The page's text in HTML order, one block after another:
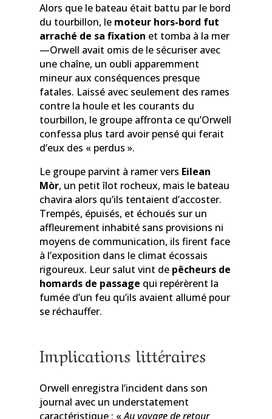
Alors que le bateau était battu par le bord
du tourbillon, le moteur hors-bord fut
arraché de sa fixation et tomba à la mer
—Orwell avait omis de le sécuriser avec
une chaîne, un oubli apparemment
mineur aux conséquences presque
fatales. Laissé avec seulement des rames
contre la houle et les courants du
tourbillon, le groupe affronta ce qu’Orwell
confessa plus tard avoir pensé qui ferait
d’eux des « perdus ».
Le groupe parvint à ramer vers Eilean
Mòr, un petit îlot rocheux, mais le bateau
chavira alors qu’ils tentaient d’accoster.
Trempés, épuisés, et échoués sur un
affleurement inhabité sans provisions ni
moyens de communication, ils firent face
à l’exposition dans le climat écossais
rigoureux. Leur salut vint de pêcheurs de
homards de passage qui repérèrent la
fumée d’un feu qu’ils avaient allumé pour
se réchauffer.
Implications littéraires
Orwell enregistra l’incident dans son
journal avec un understatement
caractéristique : «Au voyage de retour